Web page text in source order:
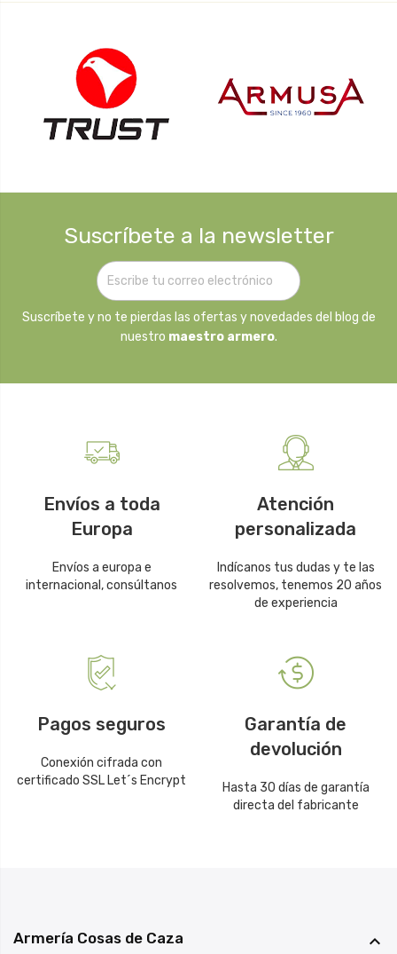
Suscríbete a la newsletter
Suscríbete y no te pierdas las ofertas y novedades del blog de
nuestro maestro armero.
Envíos a toda
Europa
Envíos a europa e
internacional, consúltanos
Atención
personalizada
Indícanos tus dudas y te las
resolvemos, tenemos 20 años
de experiencia
Pagos seguros
Conexión cifrada con
certificado SSL Let´s Encrypt
Garantía de
devolución
Hasta 30 días de garantía
directa del fabricante
Armería Cosas de Caza 